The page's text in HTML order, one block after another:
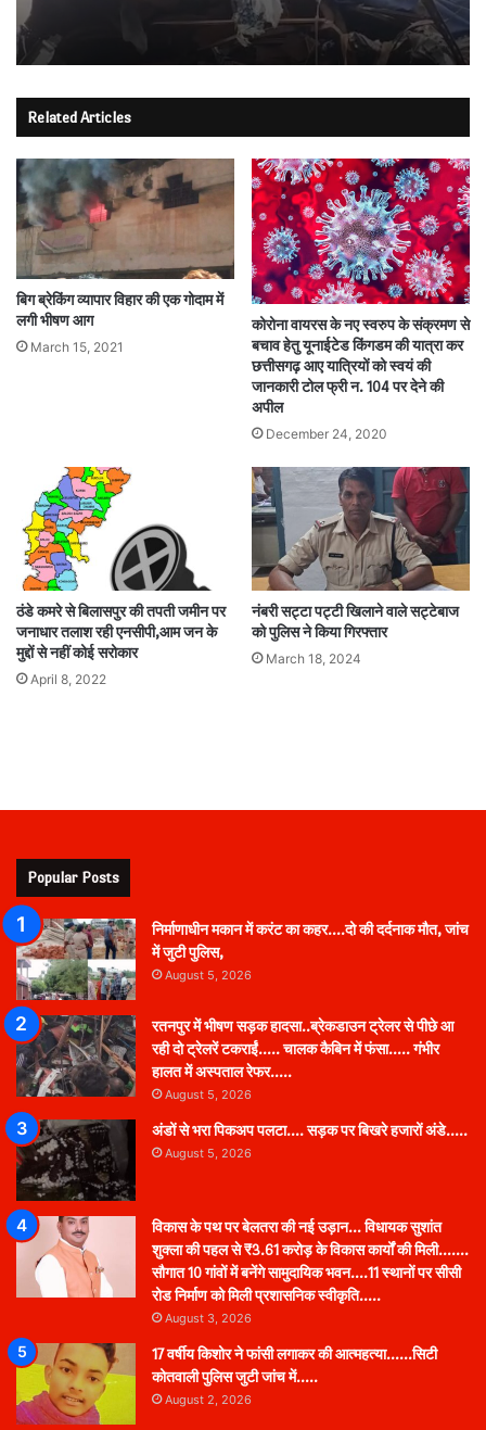
Related Articles
बिग ब्रेकिंग व्यापार विहार की एक गोदाम में
लगी भीषण आग
March 15, 2021
कोरोना वायरस के नए स्वरुप के संक्रमण से
बचाव हेतु यूनाईटेड किंगडम की यात्रा कर
छत्तीसगढ़ आए यात्रियों को स्वयं की
जानकारी टोल फ्री न. 104 पर देने की
अपील
December 24, 2020
ठंडे कमरे से बिलासपुर की तपती जमीन पर
जनाधार तलाश रही एनसीपी,आम जन के
मुद्दों से नहीं कोई सरोकार
April 8, 2022
नंबरी सट्टा पट्टी खिलाने वाले सट्टेबाज
को पुलिस ने किया गिरफ्तार
March 18, 2024
Popular Posts
निर्माणाधीन मकान में करंट का कहर….दो की दर्दनाक मौत, जांच
में जुटी पुलिस,
August 5, 2026
रतनपुर में भीषण सड़क हादसा..ब्रेकडाउन ट्रेलर से पीछे आ
रही दो ट्रेलरें टकराईं….. चालक कैबिन में फंसा….. गंभीर
हालत में अस्पताल रेफर…..
August 5, 2026
अंडों से भरा पिकअप पलटा…. सड़क पर बिखरे हजारों अंडे…..
August 5, 2026
विकास के पथ पर बेलतरा की नई उड़ान… विधायक सुशांत
शुक्ला की पहल से ₹3.61 करोड़ के विकास कार्यों की मिली…….
सौगात 10 गांवों में बनेंगे सामुदायिक भवन….11 स्थानों पर सीसी
रोड निर्माण को मिली प्रशासनिक स्वीकृति…..
August 3, 2026
17 वर्षीय किशोर ने फांसी लगाकर की आत्महत्या……सिटी
कोतवाली पुलिस जुटी जांच में…..
August 2, 2026